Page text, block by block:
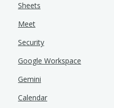
Sheets
Meet
Security
Google Workspace
Gemini
Calendar